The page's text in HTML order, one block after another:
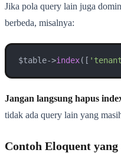
Jika pola query lain juga
berbeda, misalnya:
$table->index([
Jangan langsung hapus
tidak ada query lain yang
Contoh Eloquent yang